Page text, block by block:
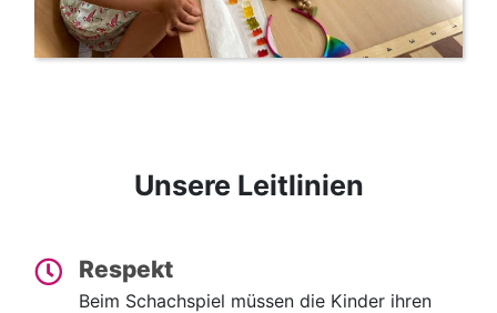
Unsere Leitlinien
Respekt
Beim Schachspiel müssen die Kinder ihren